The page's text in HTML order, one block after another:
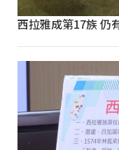
西拉雅成第17族 仍